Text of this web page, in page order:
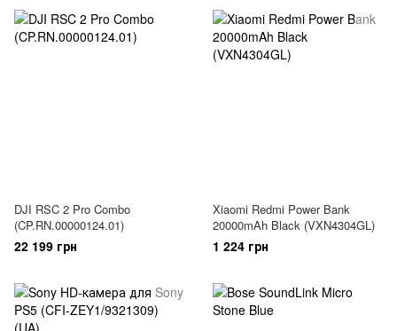
DJI RSC 2 Pro Combo
(CP.RN.00000124.01)
22 199 грн
Xiaomi Redmi Power Bank
20000mAh Black (VXN4304GL)
1 224 грн